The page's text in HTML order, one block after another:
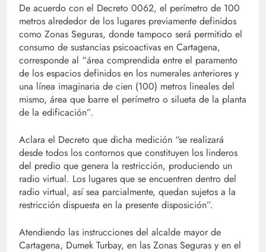
De acuerdo con el Decreto 0062, el perímetro de 100
metros alrededor de los lugares previamente definidos
como Zonas Seguras, donde tampoco será permitido el
consumo de sustancias psicoactivas en Cartagena,
corresponde al “área comprendida entre el paramento
de los espacios definidos en los numerales anteriores y
una línea imaginaria de cien (100) metros lineales del
mismo, área que barre el perímetro o silueta de la planta
de la edificación”.
Aclara el Decreto que dicha medición “se realizará
desde todos los contornos que constituyen los linderos
del predio que genera la restricción, produciendo un
radio virtual. Los lugares que se encuentren dentro del
radio virtual, así sea parcialmente, quedan sujetos a la
restricción dispuesta en la presente disposición”.
Atendiendo las instrucciones del alcalde mayor de
Cartagena, Dumek Turbay, en las Zonas Seguras y en el